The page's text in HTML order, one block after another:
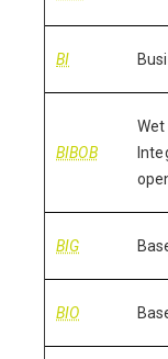
BI
BIBOB
BIG
BIO